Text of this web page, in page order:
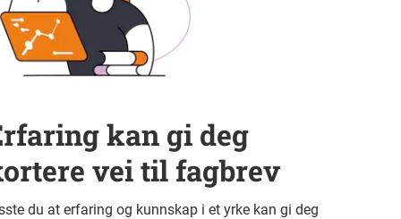
kan gi deg
vei til fagbrev
du at erfaring og kunnskap i et yrke kan gi deg